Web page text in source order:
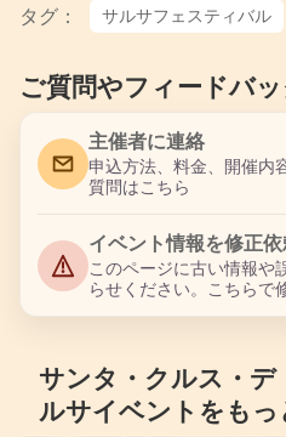
タグ： サルサフェスティバル
ご質問やフィードバ
主催者に連絡
申込方法、料金、開催内
質問はこちら
イベント情報を修正
このページに古い情報や
らせください。こちらで
サンタ・クルス・
ルサイベントをもっ